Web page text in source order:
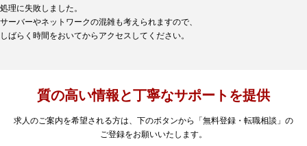
処理に失敗しました。
サーバーやネットワークの混雑も考えられますので、
しばらく時間をおいてからアクセスしてください。
質の高い情報と丁寧なサポートを提供
求人のご案内を希望される方は、下のボタンから「無料登録・転職相談」の
ご登録をお願いいたします。